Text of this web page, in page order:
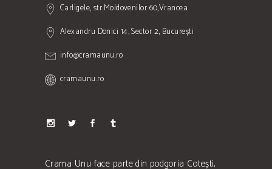
Carligele, str.Moldovenilor 60,Vrancea
Alexandru Donici 14, Sector 2, București
info@cramaunu.ro
cramaunu.ro
Crama Unu face parte din podgoria Cotești,